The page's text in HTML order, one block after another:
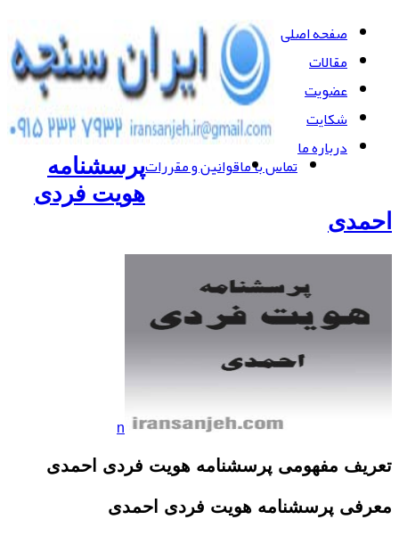
صفحه اصلی
مقالات
عضویت
شکایت
درباره ما
تماس با ماقوانین و مقرراتپرسشنامه
هویت فردی
احمدی
n
تعریف مفهومی پرسشنامه هویت فردی احمدی
معرفی پرسشنامه هویت فردی احمدی